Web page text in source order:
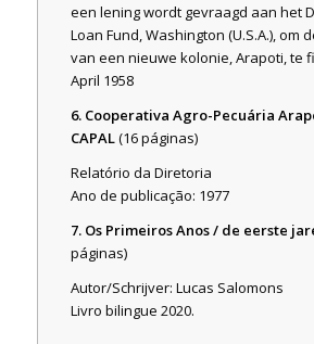
een lening wordt gevraagd aan het
Loan Fund, Washington (U.S.A.), om
van een nieuwe kolonie, Arapoti, te
April 1958
6. Cooperativa Agro-Pecuária
CAPAL(16 páginas)
Relatório da Diretoria
Ano de publicação: 1977
7. Os Primeiros Anos / de eerste
páginas)
Autor/Schrijver: Lucas Salomons
Livro bilingue 2020.